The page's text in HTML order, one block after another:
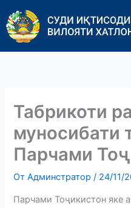
содержимому
Табрикоти
муносибати
Парчами
ОтАдминстратор/ 24/11/
Парчами Тоҷикистон яке